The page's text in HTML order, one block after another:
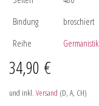
Bindung
broschiert
Reihe
Germanistik
34,90 €
und inkl. Versand (D, A, CH)